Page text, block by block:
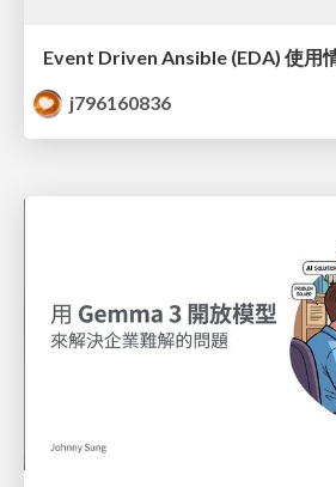
j796160836